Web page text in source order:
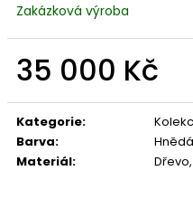
Zakázková výroba
35 000 Kč
cena:
Kategorie:
Barva:
Materiál: